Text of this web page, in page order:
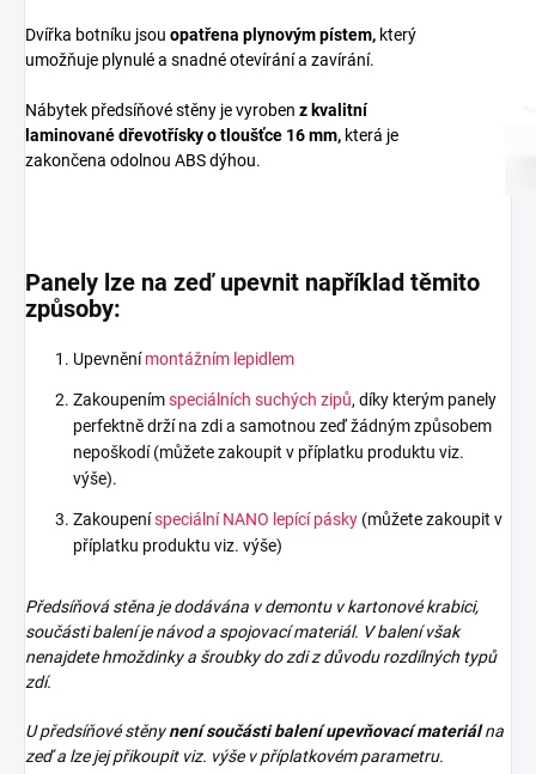
Dvířka botníku jsou opatřena plynovým pístem, který
umožňuje plynulé a snadné otevírání a zavírání.
Nábytek předsíňové stěny je vyroben z kvalitní
laminované dřevotřískyo tloušťce 16 mm, která je
zakončena odolnou ABS dýhou.
Panely lze na zeď upevnit například těmito
způsoby:
Upevněnímontážním lepidlem
Zakoupenímspeciálních suchých zipů, díky kterým panely
perfektně drží na zdi a samotnou zeď žádným způsobem
nepoškodí (můžete zakoupit v příplatku produktu viz.
výše).
Zakoupeníspeciální NANO lepící pásky (můžete zakoupit v
příplatku produktu viz. výše)
Předsíňová stěna je dodávána v demontu v kartonové krabici,
součásti balení je návod a spojovací materiál. V balení však
nenajdetehmoždinky a šroubky do zdi z důvodu rozdílných typů
zdí.
U předsíňové stěnynení součásti balení upevňovací materiálna
zeď a lze jej přikoupit viz. výše v příplatkovém parametru.